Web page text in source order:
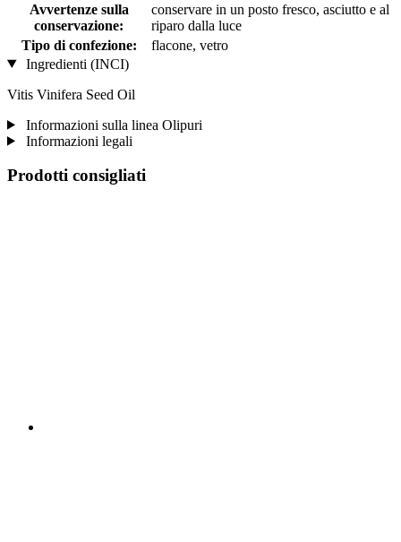
Avvertenze sulla
conservazione:
conservare in un posto fresco, asciutto e al
riparo dalla luce
Tipo di confezione:
flacone, vetro
Ingredienti (INCI)
Vitis Vinifera Seed Oil
Informazioni sulla linea Olipuri
Informazioni legali
Prodotti consigliati